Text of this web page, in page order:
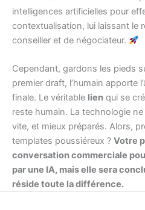
intelligences artificielles pour
contextualisation, lui laissant le
conseiller et de négociateur.
Cependant, gardons les pieds
premier draft, l’humain apporte
finale. Le véritable lien qui se
reste humain. La technologie
vite, et mieux préparés. Alors,
templates poussiéreux ? Votre
conversation commerciale
par une IA, mais elle sera
réside toute la différence.